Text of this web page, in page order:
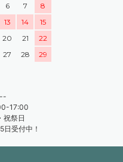
6 7
8
13 14
15
20 21
22
27 28
29
17:00
祝祭日
受付中！